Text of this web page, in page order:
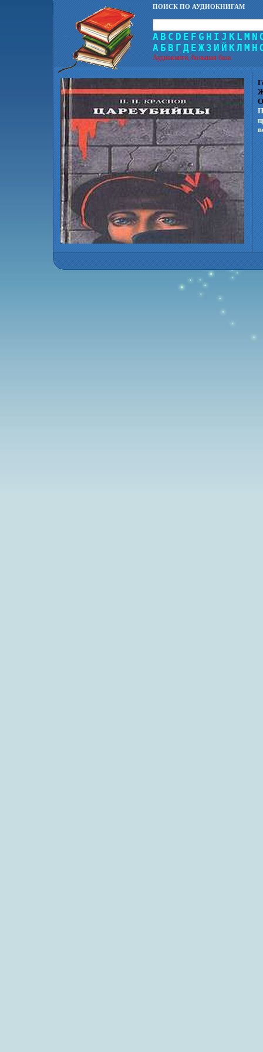
ПОИСК ПО АУДИОКНИГАМ
A B C D E F G H I J K L M N
А Б В Г Д Е Ж З И Й КЛ М Н
Аудиокниги, большая база.